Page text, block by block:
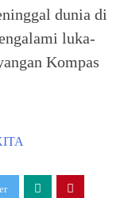
dunia di
luka-
Kompas